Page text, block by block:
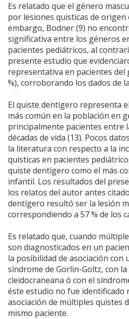
Es relatado que el género
por lesiones quisticas de origen
embargo, Bodner (9) no
significativa entre los géneros
pacientes pediátricos, al
presente estudio que
representativa en pacientes del
%), corroborando los dados de
El quiste dentígero representa
más común en la población en
principalmente pacientes entre
décadas de vida (13). Pocos
la literatura con respecto a la
quisticas en pacientes
quiste dentígero como el más
infantil. Los resultados del
los relatos del autor antes
dentígero resultó ser la lesión
correspondiendo a 57 % de los
Es relatado que, cuando
son diagnosticados en un
la posibilidad de asociación con
síndrome de Gorlin-Goltz, con la
cleidocraneana ó con el
éste estudio no fue identificado
asociación de múltiples quistes
mismo paciente.